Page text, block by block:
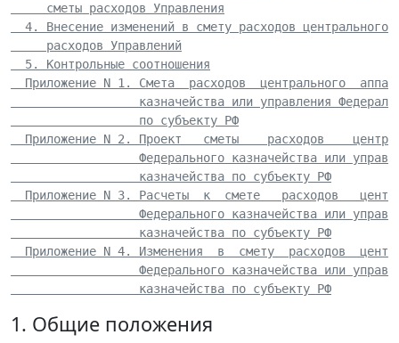
     сметы расходов Управления
4. Внесение изменений в смету расходов центрального
     расходов Управлений
  5. Контрольные соотношения
Приложение N 1. Смета  расходов  центрального
казначейства или управления
                  по субъекту РФ
Приложение N 2. Проект   сметы    расходов
Федерального казначейства или
                  казначейства по субъекту РФ
Приложение N 3. Расчеты  к  смете   расходов
Федерального казначейства или
                  казначейства по субъекту РФ
Приложение N 4. Изменения  в  смету  расходов
Федерального казначейства или
                  казначейства по субъекту РФ
1. Общие положения